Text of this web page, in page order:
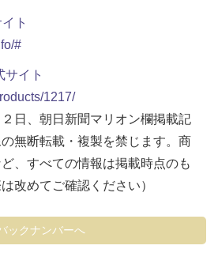
ト
#
イト
1217/
２日、朝日新聞マリオン欄掲載記
無断転載・複製を禁じます。商
、すべての情報は掲載時点のも
改めてご確認ください）
ックナンバーへ